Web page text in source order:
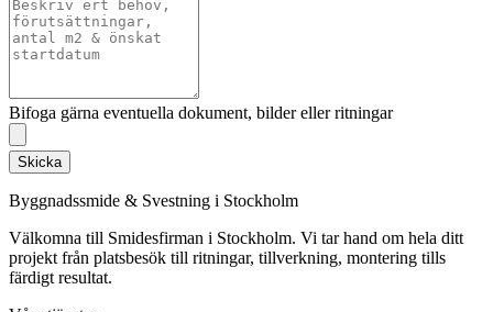
Bifoga gärna eventuella dokument, bilder eller ritningar
Skicka
Byggnadssmide & Svestning i Stockholm
Välkomna till Smidesfirman i Stockholm. Vi tar hand om hela ditt
projekt från platsbesök till ritningar, tillverkning, montering tills
färdigt resultat.